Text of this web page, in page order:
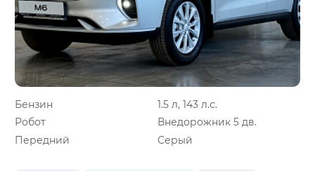
Бензин
1.5 л, 143 л.с.
Робот
Внедорожник 5 дв.
Передний
Серый